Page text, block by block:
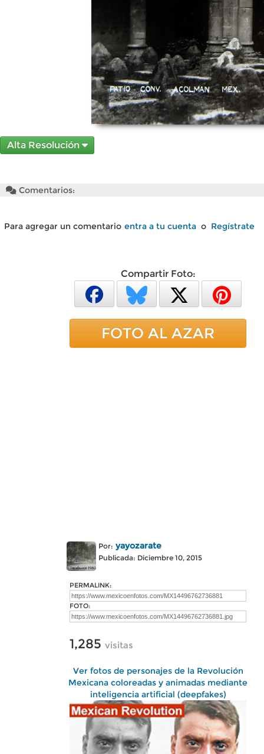
Alta Resolución
Comentarios:
Para agregar un comentario entra a tu cuenta o Regístrate
Compartir Foto:
FOTO AL AZAR
Por: yayozarate
Publicada: Diciembre 10, 2015
PERMALINK:
FOTO:
1,285 visitas
Ver fotos de personajes de la Revolución
Mexicana coloreadas y animadas mediante
inteligencia artificial (deepfakes)